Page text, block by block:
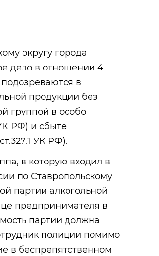
округу города
дело в отношении 4
в
продукции без
группой в особо
РФ) и сбыте
УК РФ).
в которую входил в
по Ставропольскому
партии алкогольной
предпринимателя в
партии должна
полиции помимо
в беспрепятственном